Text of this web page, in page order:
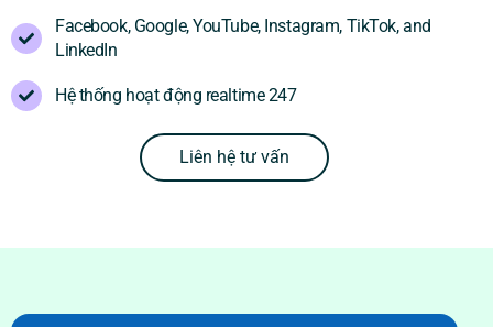
Facebook, Google, YouTube, Instagram, TikTok, and
LinkedIn
Hệ thống hoạt động realtime 247
Liên hệ tư vấn